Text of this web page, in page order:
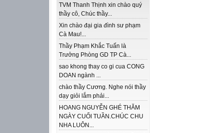
TVM Thanh Thịnh xin chào quý
thầy cô, Chúc thầy...
Xin chào đại gia đình sư phạm
Cà Mau!...
Thầy Phạm Khắc Tuấn là
Trưởng Phòng GD TP Cà...
sao khong thay co gi cua CONG
DOAN ngành ...
chào thầy Cương. Nghe nói thầy
dạy giỏi lắm phải...
HOANG NGUYỄN GHÉ THĂM
NGÀY CUỐI TUẦN.CHÚC CHU
NHA LUÔN...